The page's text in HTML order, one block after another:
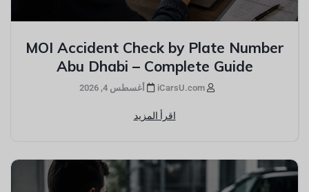
MOI Accident Check by Plate Number
Abu Dhabi – Complete Guide
أغسطس 4, 2026
اقرأ المزيد